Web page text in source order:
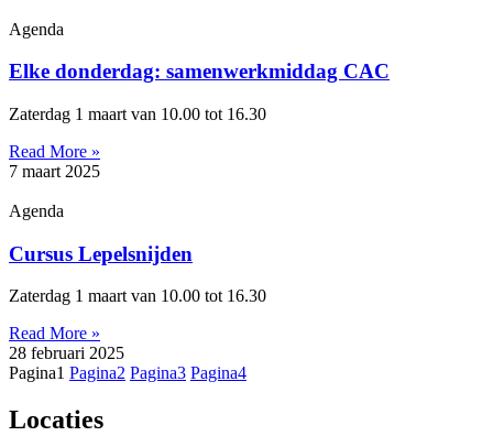
Agenda
Elke donderdag: samenwerkmiddag CAC
Zaterdag 1 maart van 10.00 tot 16.30
Read More »
7 maart 2025
Agenda
Cursus Lepelsnijden
Zaterdag 1 maart van 10.00 tot 16.30
Read More »
28 februari 2025
Pagina1 Pagina2 Pagina3 Pagina4
Locaties